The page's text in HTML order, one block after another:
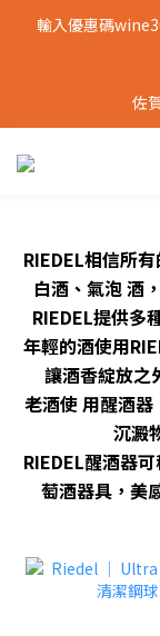
輸入優惠碼
佐
RIEDEL相信所
白酒、氣泡 酒
RIEDEL提供多
年輕的酒使用
讓酒香綻放之
老酒使 用醒酒
沉澱
RIEDEL醒酒器
萄酒器具，美